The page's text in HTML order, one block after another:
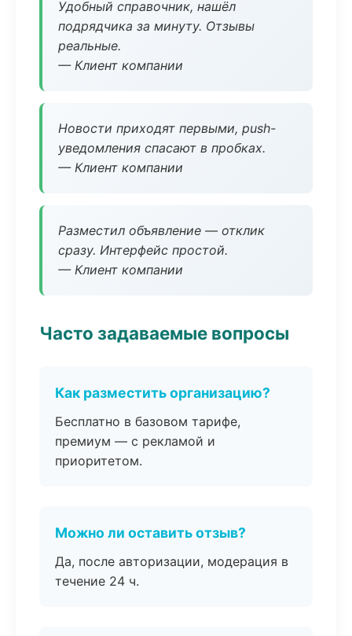
Удобный справочник, нашёл
подрядчика за минуту. Отзывы
реальные.
— Клиент компании
Новости приходят первыми, push-
уведомления спасают в пробках.
— Клиент компании
Разместил объявление — отклик
сразу. Интерфейс простой.
— Клиент компании
Часто задаваемые вопросы
Как разместить организацию?
Бесплатно в базовом тарифе,
премиум — с рекламой и
приоритетом.
Можно ли оставить отзыв?
Да, после авторизации, модерация в
течение 24 ч.